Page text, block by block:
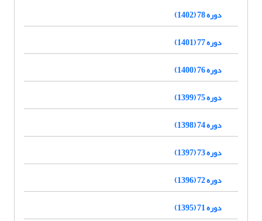
دوره 78 (1402)
دوره 77 (1401)
دوره 76 (1400)
دوره 75 (1399)
دوره 74 (1398)
دوره 73 (1397)
دوره 72 (1396)
دوره 71 (1395)